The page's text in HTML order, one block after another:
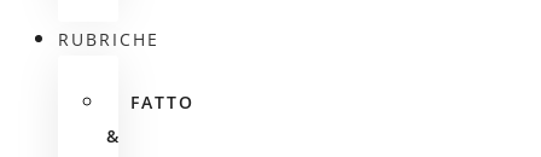
RUBRICHE
FATTO
&